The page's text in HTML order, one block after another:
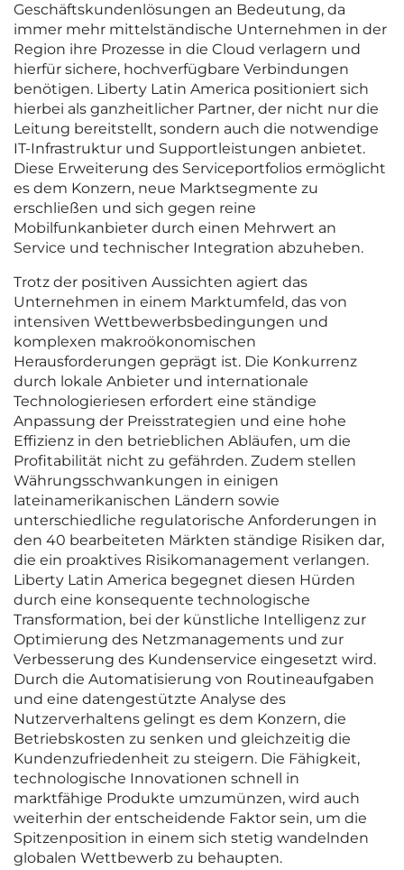
Geschäftskundenlösungen an Bedeutung, da
immer mehr mittelständische Unternehmen in der
Region ihre Prozesse in die Cloud verlagern und
hierfür sichere, hochverfügbare Verbindungen
benötigen. Liberty Latin America positioniert sich
hierbei als ganzheitlicher Partner, der nicht nur die
Leitung bereitstellt, sondern auch die notwendige
IT-Infrastruktur und Supportleistungen anbietet.
Diese Erweiterung des Serviceportfolios ermöglicht
es dem Konzern, neue Marktsegmente zu
erschließen und sich gegen reine
Mobilfunkanbieter durch einen Mehrwert an
Service und technischer Integration abzuheben.
Trotz der positiven Aussichten agiert das
Unternehmen in einem Marktumfeld, das von
intensiven Wettbewerbsbedingungen und
komplexen makroökonomischen
Herausforderungen geprägt ist. Die Konkurrenz
durch lokale Anbieter und internationale
Technologieriesen erfordert eine ständige
Anpassung der Preisstrategien und eine hohe
Effizienz in den betrieblichen Abläufen, um die
Profitabilität nicht zu gefährden. Zudem stellen
Währungsschwankungen in einigen
lateinamerikanischen Ländern sowie
unterschiedliche regulatorische Anforderungen in
den 40 bearbeiteten Märkten ständige Risiken dar,
die ein proaktives Risikomanagement verlangen.
Liberty Latin America begegnet diesen Hürden
durch eine konsequente technologische
Transformation, bei der künstliche Intelligenz zur
Optimierung des Netzmanagements und zur
Verbesserung des Kundenservice eingesetzt wird.
Durch die Automatisierung von Routineaufgaben
und eine datengestützte Analyse des
Nutzerverhaltens gelingt es dem Konzern, die
Betriebskosten zu senken und gleichzeitig die
Kundenzufriedenheit zu steigern. Die Fähigkeit,
technologische Innovationen schnell in
marktfähige Produkte umzumünzen, wird auch
weiterhin der entscheidende Faktor sein, um die
Spitzenposition in einem sich stetig wandelnden
globalen Wettbewerb zu behaupten.